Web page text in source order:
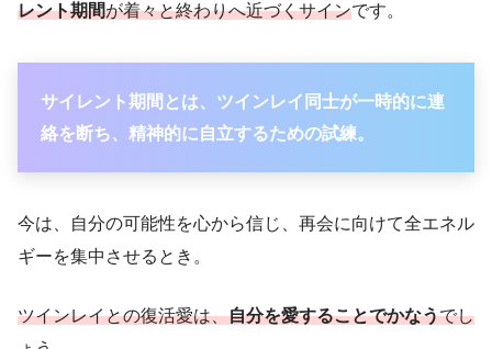
レント期間が着々と終わりへ近づくサインです。
サイレント期間とは、ツインレイ同士が一時的に連
絡を断ち、精神的に自立するための試練。
今は、自分の可能性を心から信じ、再会に向けて全エネル
ギーを集中させるとき。
ツインレイとの復活愛は、自分を愛することでかなうでし